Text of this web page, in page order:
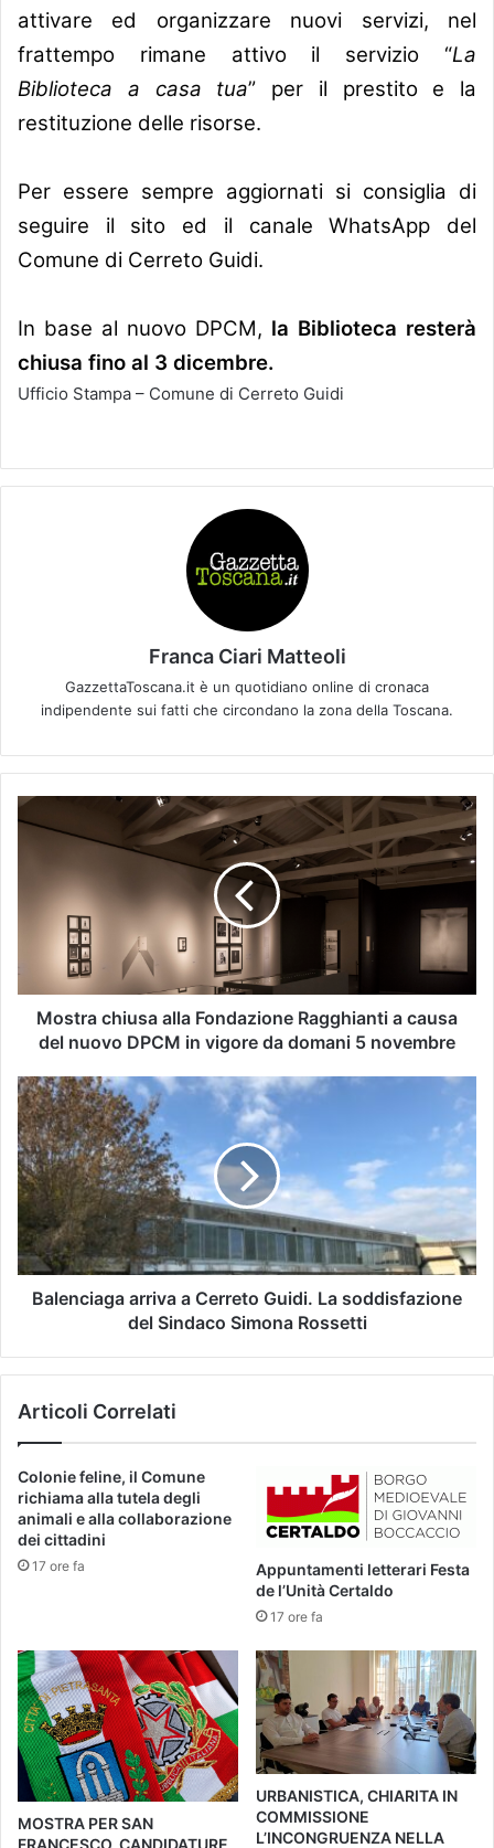
attivare ed organizzare nuovi servizi, nel
frattempo rimane attivo il servizio “La
Biblioteca a casa tua” per il prestito e la
restituzione delle risorse.
Per essere sempre aggiornati si consiglia di
seguire il sito ed il canale WhatsApp del
Comune di Cerreto Guidi.
In base al nuovo DPCM, la Biblioteca resterà
chiusa fino al 3 dicembre.
Ufficio Stampa – Comune di Cerreto Guidi
Franca Ciari Matteoli
GazzettaToscana.it è un quotidiano online di cronaca
indipendente sui fatti che circondano la zona della Toscana.
M
o
i
a
l
l
a
F
o
n
d
a
n
R
g
h
i
a
n
c
a
u
s
a
e
l
Mostra chiusa alla Fondazione Ragghianti a causa
del nuovo DPCM in vigore da domani 5 novembre
B
a
l
e
n
c
i
a
g
v
C
e
r
r
e
u
i
d
i
.
a
s
Balenciaga arriva a Cerreto Guidi. La soddisfazione
del Sindaco Simona Rossetti
Articoli Correlati
Colonie feline, il Comune
richiama alla tutela degli
animali e alla collaborazione
dei cittadini
17 ore fa
Appuntamenti letterari Festa
de l’Unità Certaldo
17 ore fa
MOSTRA PER SAN
FRANCESCO, CANDIDATURE
URBANISTICA, CHIARITA IN
COMMISSIONE
L’INCONGRUENZA NELLA